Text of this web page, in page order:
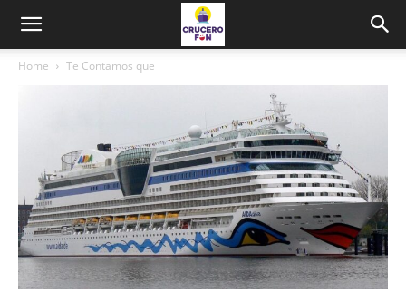
Home Te Contamos que